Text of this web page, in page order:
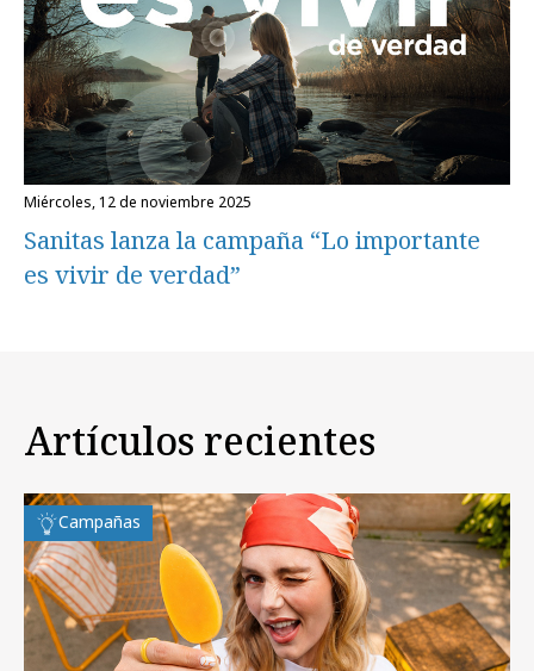
miércoles, 12 de noviembre 2025
Sanitas lanza la campaña “Lo importante
es vivir de verdad”
Artículos recientes
Campañas